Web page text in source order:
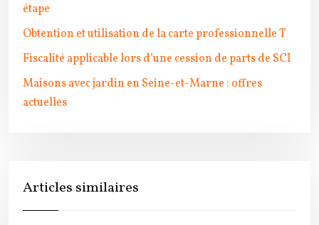
étape
Obtention et utilisation de la carte professionnelle T
Fiscalité applicable lors d’une cession de parts de SCI
Maisons avec jardin en Seine-et-Marne : offres
actuelles
Articles similaires